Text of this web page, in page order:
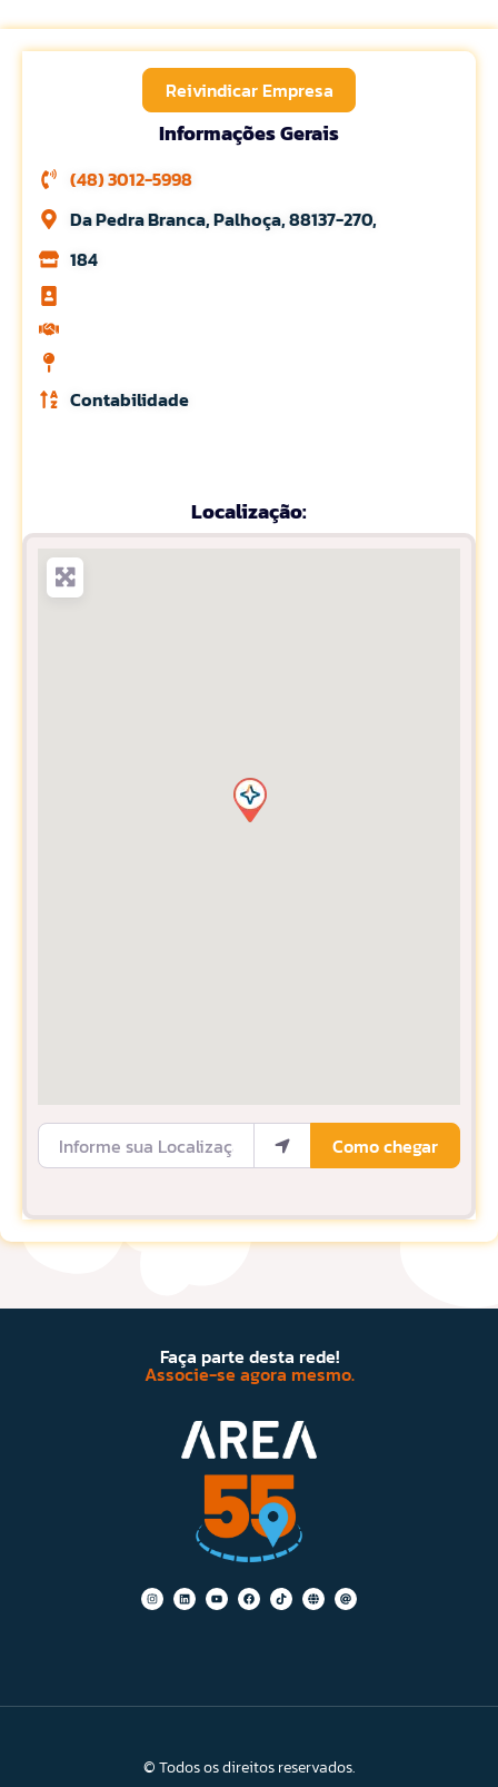
Reivindicar Empresa
Informações Gerais
(48) 3012-5998
Da Pedra Branca, Palhoça, 88137-270,
184
Contabilidade
Localização:
Informe sua Localização
Como chegar
Faça parte desta rede!
Associe-se agora mesmo.
© Todos os direitos reservados.